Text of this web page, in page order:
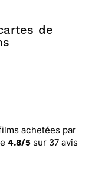
de
achetées par
4.8/5 sur 37 avis